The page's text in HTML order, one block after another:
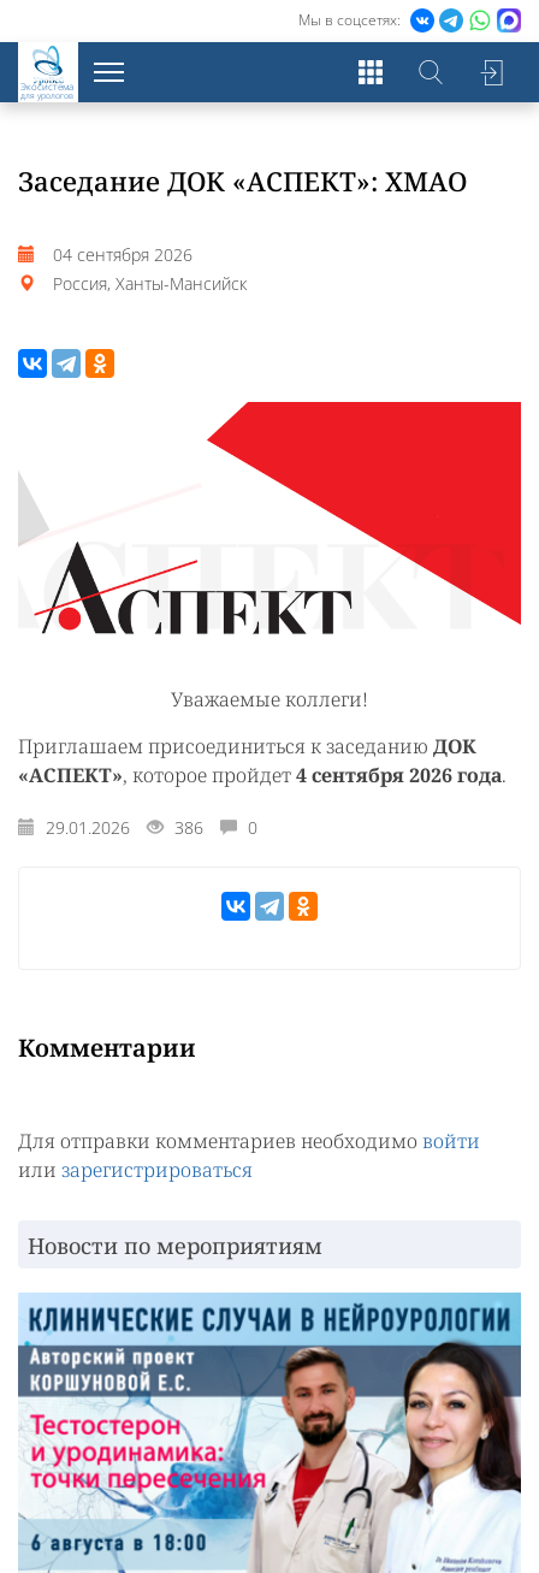
Мы в соцсетях:
Экосистема
для урологов
Заседание ДОК «АСПЕКТ»: ХМАО
04 сентября 2026
Россия, Ханты-Мансийск
Уважаемые коллеги!
Приглашаем присоединиться к заседанию ДОК
«АСПЕКТ», которое пройдет4 сентября2026 года.
29.01.2026 386 0
Комментарии
Для отправки комментариев необходимо войти
или зарегистрироваться
Новости по мероприятиям